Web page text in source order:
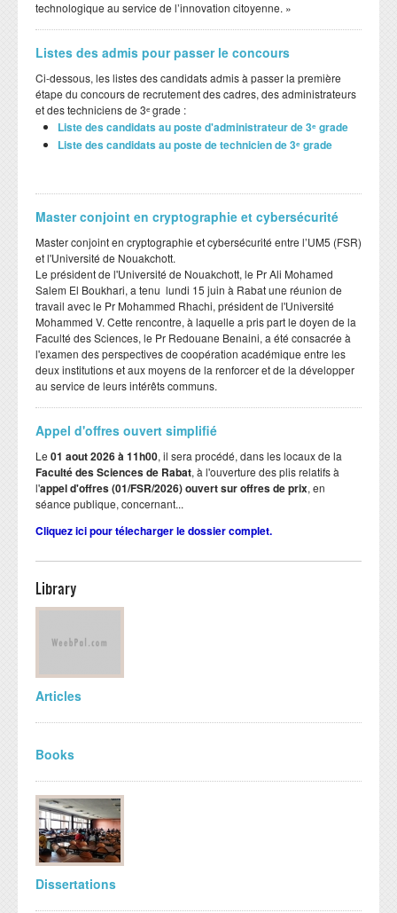
technologique au service de l’innovation citoyenne. »
Listes des admis pour passer le concours
Ci-dessous, les listes des candidats admis à passer la première
étape du concours de recrutement des cadres, des administrateurs
et des techniciens de 3ᵉ grade :
Liste des candidats au poste d'administrateur de 3ᵉ grade
Liste des candidats au poste de technicien de 3ᵉ grade
Master conjoint en cryptographie et cybersécurité
Master conjoint en cryptographie et cybersécurité entre l’UM5 (FSR)
et l'Université de Nouakchott.
Le président de l'Université de Nouakchott, le Pr Ali Mohamed
Salem El Boukhari, a tenu lundi 15 juin à Rabat une réunion de
travail avec le Pr Mohammed Rhachi, président de l'Université
Mohammed V. Cette rencontre, à laquelle a pris part le doyen de la
Faculté des Sciences, le Pr Redouane Benaini, a été consacrée à
l'examen des perspectives de coopération académique entre les
deux institutions et aux moyens de la renforcer et de la développer
au service de leurs intérêts communs.
Appel d'offres ouvert simplifié
Le 01 aout 2026 à 11h00, il sera procédé, dans les locaux de la
Faculté des Sciences de Rabat, à l'ouverture des plis relatifs à
l'appel d'offres (01/FSR/2026) ouvert sur offres de prix, en
séance publique, concernant...
Cliquez ici pour télecharger le dossier complet.
Library
Articles
Books
Dissertations